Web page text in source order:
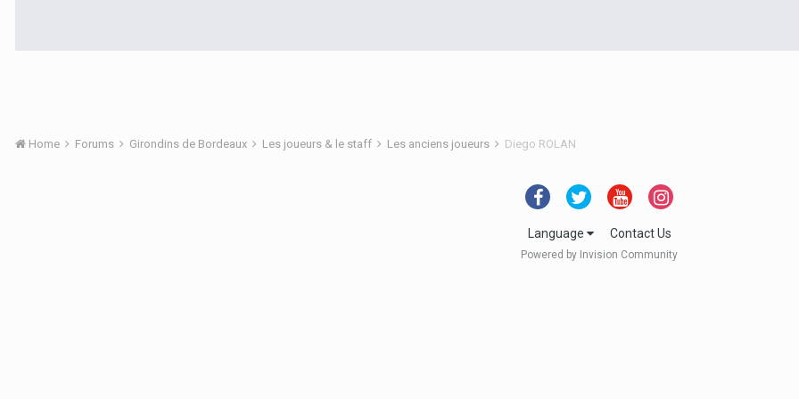
Home Forums Girondins de Bordeaux Les joueurs & le staff Les anciens joueurs Diego ROLAN
Language Contact Us
Powered by Invision Community